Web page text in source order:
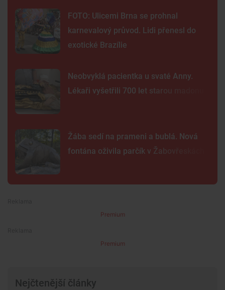
FOTO: Ulicemi Brna se prohnal
karnevalový průvod. Lidi přenesl do
exotické Brazílie
Neobvyklá pacientka u svaté Anny.
Lékaři vyšetřili 700 let starou madonu
Žába sedí na prameni a bublá. Nová
fontána oživila parčík v Žabovřeskách
Premium
Premium
Nejčtenější články